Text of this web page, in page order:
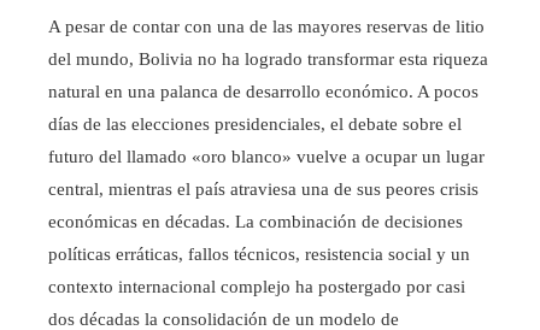
A pesar de contar con una de las mayores reservas de litio
del mundo, Bolivia no ha logrado transformar esta riqueza
natural en una palanca de desarrollo económico. A pocos
días de las elecciones presidenciales, el debate sobre el
futuro del llamado «oro blanco» vuelve a ocupar un lugar
central, mientras el país atraviesa una de sus peores crisis
económicas en décadas. La combinación de decisiones
políticas erráticas, fallos técnicos, resistencia social y un
contexto internacional complejo ha postergado por casi
dos décadas la consolidación de un modelo de